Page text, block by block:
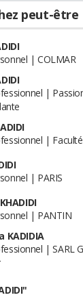
peut-être
| COLMAR
|
|
| PARIS
| PANTIN
KADIDIA
| SARL